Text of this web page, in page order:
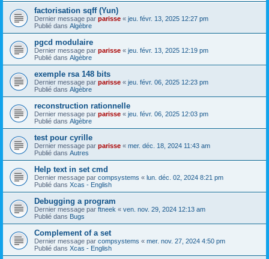
factorisation sqff (Yun)
Dernier message par parisse « jeu. févr. 13, 2025 12:27 pm
Publié dans Algèbre
pgcd modulaire
Dernier message par parisse « jeu. févr. 13, 2025 12:19 pm
Publié dans Algèbre
exemple rsa 148 bits
Dernier message par parisse « jeu. févr. 06, 2025 12:23 pm
Publié dans Algèbre
reconstruction rationnelle
Dernier message par parisse « jeu. févr. 06, 2025 12:03 pm
Publié dans Algèbre
test pour cyrille
Dernier message par parisse « mer. déc. 18, 2024 11:43 am
Publié dans Autres
Help text in set cmd
Dernier message par compsystems « lun. déc. 02, 2024 8:21 pm
Publié dans Xcas - English
Debugging a program
Dernier message par ftneek « ven. nov. 29, 2024 12:13 am
Publié dans Bugs
Complement of a set
Dernier message par compsystems « mer. nov. 27, 2024 4:50 pm
Publié dans Xcas - English